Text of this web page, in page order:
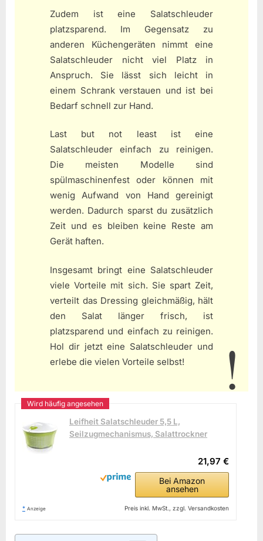
Zudem ist eine Salatschleuder
platzsparend. Im Gegensatz zu
anderen Küchengeräten nimmt eine
Salatschleuder nicht viel Platz in
Anspruch. Sie lässt sich leicht in
einem Schrank verstauen und ist bei
Bedarf schnell zur Hand.
Last but not least ist eine
Salatschleuder einfach zu reinigen.
Die meisten Modelle sind
spülmaschinenfest oder können mit
wenig Aufwand von Hand gereinigt
werden. Dadurch sparst du zusätzlich
Zeit und es bleiben keine Reste am
Gerät haften.
Insgesamt bringt eine Salatschleuder
viele Vorteile mit sich. Sie spart Zeit,
verteilt das Dressing gleichmäßig, hält
den Salat länger frisch, ist
platzsparend und einfach zu reinigen.
Hol dir jetzt eine Salatschleuder und
erlebe die vielen Vorteile selbst!
Leifheit Salatschleuder 5,5 L,
Seilzugmechanismus, Salattrockner
21,97 €
Bei Amazon
ansehen
* Anzeige Preis inkl. MwSt., zzgl. Versandkosten